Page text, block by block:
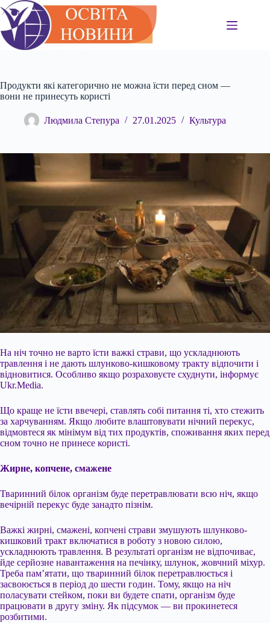
Перейти
до
вмісту
Продукти які категорично не можна їсти перед сном —
вони не принесуть користі
Людмила Степура 27.01.2025 Культура
На ніч точно не варто їсти важкі страви, що ускладнюють
травлення і не дають шлунково-кишковому тракту відпочити і
відновитися. Особливо якщо розраховуєте схуднути, інформує
Ukr.Media.
Що краще не їсти ввечері, ставлять собі питання ті, хто стежить
за харчуванням. Якщо любите влаштовувати нічний перекус,
відмовтеся як мінімум від тих продуктів, споживання яких перед
сном точно не принесе користі.
Жирне, копчене, смажене
Тваринний білок організм буде перетравлювати всю ніч, якщо
вечірній перекус буде занадто пізнім.
Важкі жирні, смажені, копчені страви змушують шлунково-
кишковий тракт включатися в роботу з новою силою,
ускладнюють травлення. В результаті організм не відпочиває,
йде серйозне навантаження на печінку, шлунок, жовчний міхур.
Треба пам’ятати, що тваринний білок перетравлюється і
засвоюється в період до шести годин. Тому, якщо на ніч
поласувати стейком, поки ви будете спати, організм буде
працювати в другу зміну. Як підсумок — ви прокинетеся
розбитими.